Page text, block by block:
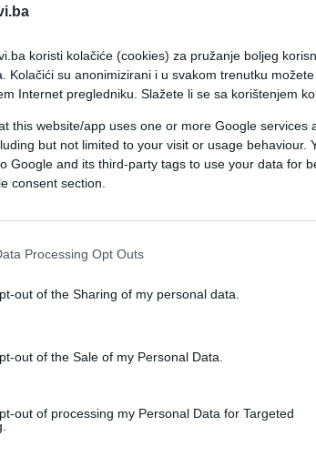
koristi kolačiće (cookies) za pružanje boljeg
Kolačići su anonimizirani i u svakom trenutku
Internet pregledniku. Slažete li se sa korištenjem
this website/app uses one or more Google services
but not limited to your visit or usage behaviour.
Google and its third-party tags to use your data for
consent section.
Processing Opt Outs
out of the Sharing of my personal data.
out of the Sale of my Personal Data.
out of processing my Personal Data for Targeted